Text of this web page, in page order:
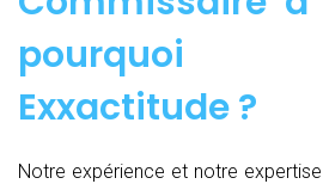
pourquoi
Exxactitude ?
Notre expérience et notre